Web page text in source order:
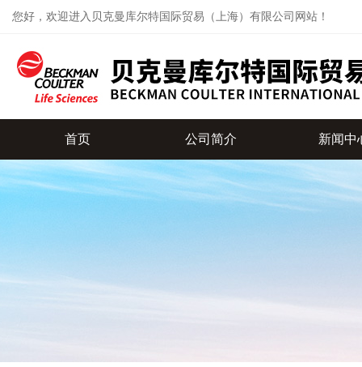
您好，欢迎进入贝克曼库尔特国际贸易（上海）有限公司网站！
首页 公司简介 新闻中